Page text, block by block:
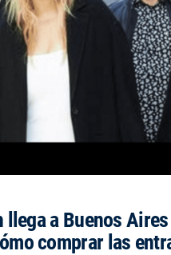
llega a Buenos
comprar las